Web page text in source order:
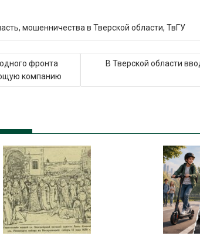
, мошенничества в Тверской области, ТвГУ
фронта
компанию
В Тверской области